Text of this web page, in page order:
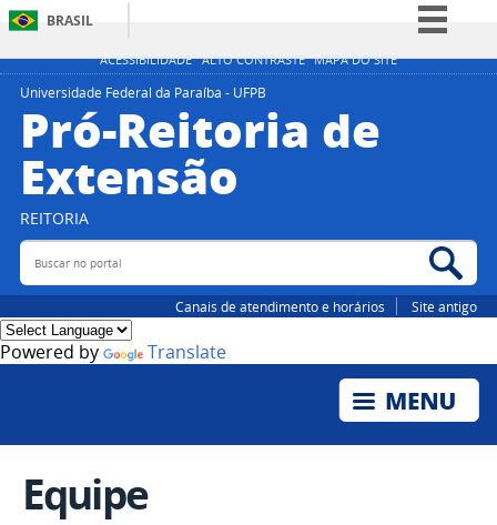
ACESSIBILIDADE ALTO CONTRASTE MAPA DO SITE
BRASIL
Simplifique!
Participe
Universidade Federal da Paraíba - UFPB
Pró-Reitoria de
Extensão
REITORIA
Buscar no portal
Canais de atendimento e horários Site antigo
Powered by Translate
Equipe